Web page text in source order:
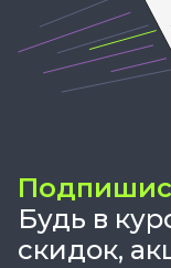
Будь в
скидок,